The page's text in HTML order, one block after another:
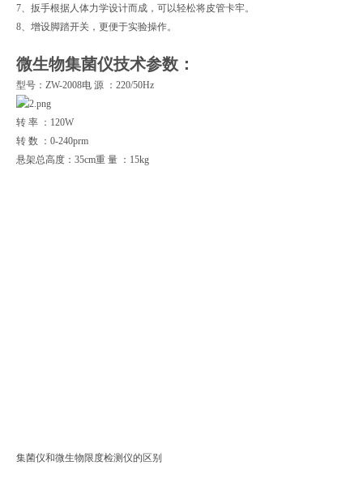
7、扳手根据人体力学设计而成，可以轻松将皮管卡牢。
8、增设脚踏开关，更便于实验操作。
微生物集菌仪技术参数：
型号： ZW-2008电 源 ： 220/50Hz
转 率 ： 120W
转 数 ： 0-240prm
悬架总高度： 35cm重 量 ： 15kg
集菌仪和微生物限度检测仪的区别